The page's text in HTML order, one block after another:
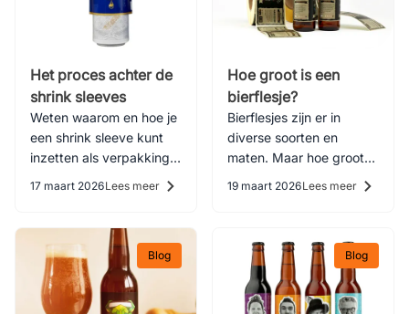
Het proces achter de
shrink sleeves
Weten waarom en hoe je
een shrink sleeve kunt
inzetten als verpakking?
stapsgewijs uit.
17 maart 2026Lees meer
Hoe groot is een
bierflesje?
Bierflesjes zijn er in
diverse soorten en
maten. Maar hoe groot
zijn de meeste bierflesjes
19 maart 2026Lees meer
Blog Blog